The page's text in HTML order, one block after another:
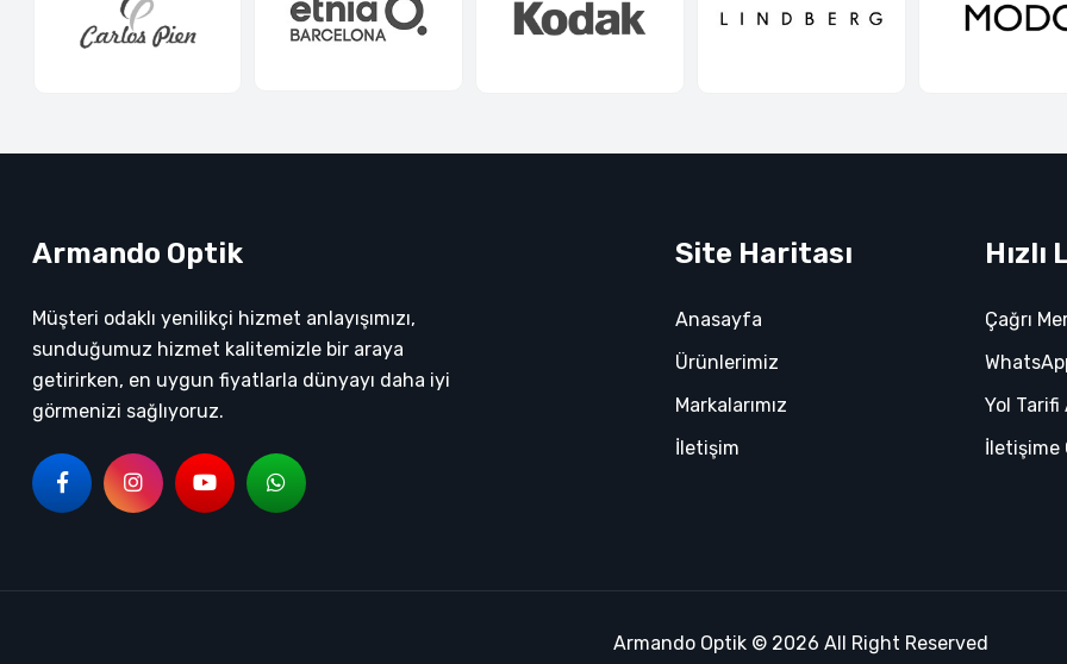
Armando Optik
Müşteri odaklı yenilikçi hizmet anlayışımızı,
sunduğumuz hizmet kalitemizle bir araya
getirirken, en uygun fiyatlarla dünyayı daha iyi
görmenizi sağlıyoruz.
Site Haritası
Anasayfa
Ürünlerimiz
Markalarımız
İletişim
Çağrı
Yol Tarifi
İletişime
Armando Optik © 2026 All Right Reserved